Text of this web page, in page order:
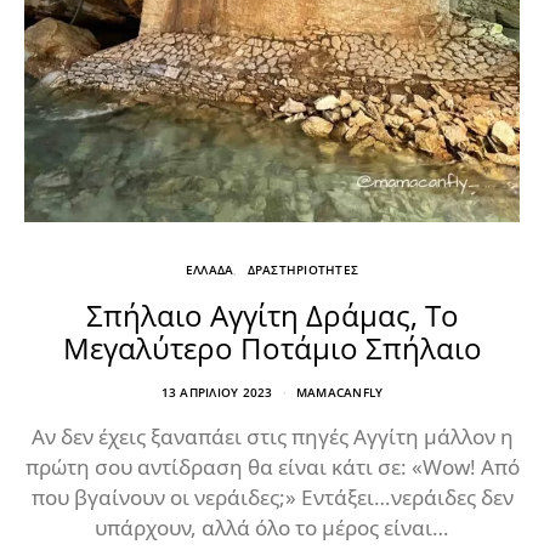
ΕΛΛΑΔΑ ΔΡΑΣΤΗΡΙΟΤΗΤΕΣ
Σπήλαιο Αγγίτη Δράμας, Το
Μεγαλύτερο Ποτάμιο Σπήλαιο
13 ΑΠΡΙΛΊΟΥ 2023 MAMACANFLY
Αν δεν έχεις ξαναπάει στις πηγές Αγγίτη μάλλον η
πρώτη σου αντίδραση θα είναι κάτι σε: «Wow! Από
που βγαίνουν οι νεράιδες;» Εντάξει…νεράιδες δεν
υπάρχουν, αλλά όλο το μέρος είναι…